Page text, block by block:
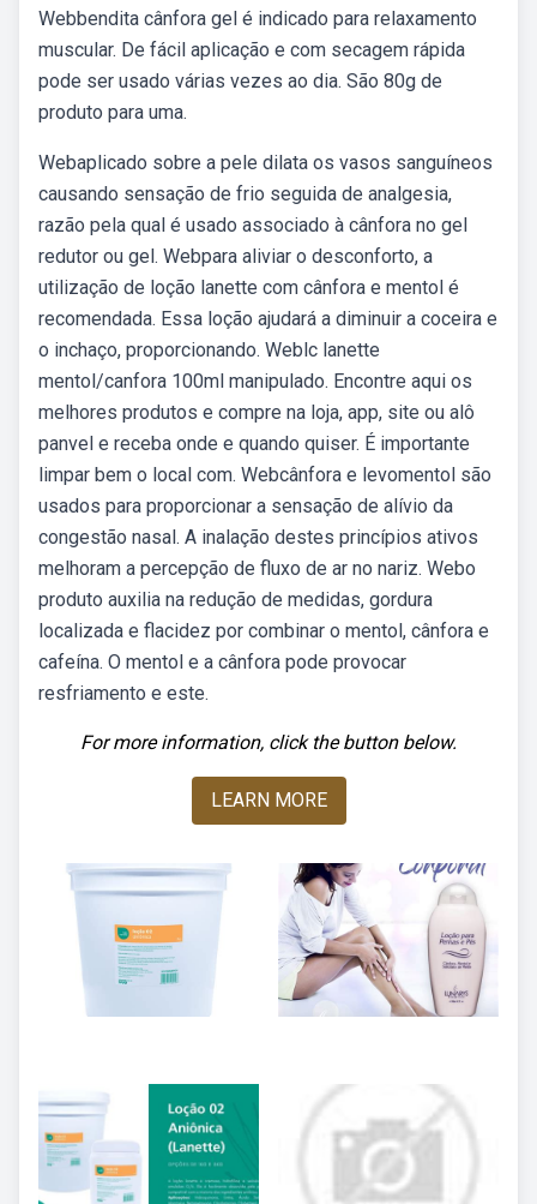
Webbendita cânfora gel é indicado para relaxamento
muscular. De fácil aplicação e com secagem rápida
pode ser usado várias vezes ao dia. São 80g de
produto para uma.
Webaplicado sobre a pele dilata os vasos sanguíneos
causando sensação de frio seguida de analgesia,
razão pela qual é usado associado à cânfora no gel
redutor ou gel. Webpara aliviar o desconforto, a
utilização de loção lanette com cânfora e mentol é
recomendada. Essa loção ajudará a diminuir a coceira e
o inchaço, proporcionando. Weblc lanette
mentol/canfora 100ml manipulado. Encontre aqui os
melhores produtos e compre na loja, app, site ou alô
panvel e receba onde e quando quiser. É importante
limpar bem o local com. Webcânfora e levomentol são
usados para proporcionar a sensação de alívio da
congestão nasal. A inalação destes princípios ativos
melhoram a percepção de fluxo de ar no nariz. Webo
produto auxilia na redução de medidas, gordura
localizada e flacidez por combinar o mentol, cânfora e
cafeína. O mentol e a cânfora pode provocar
resfriamento e este.
For more information, click the button below.
LEARN MORE